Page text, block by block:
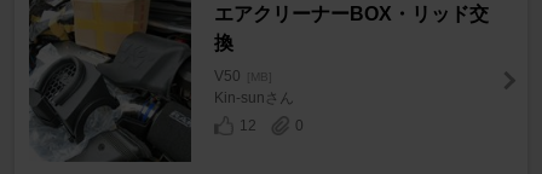
エアクリーナーBOX・リッド交
換
V50 [MB]
Kin-sunさん
12
0